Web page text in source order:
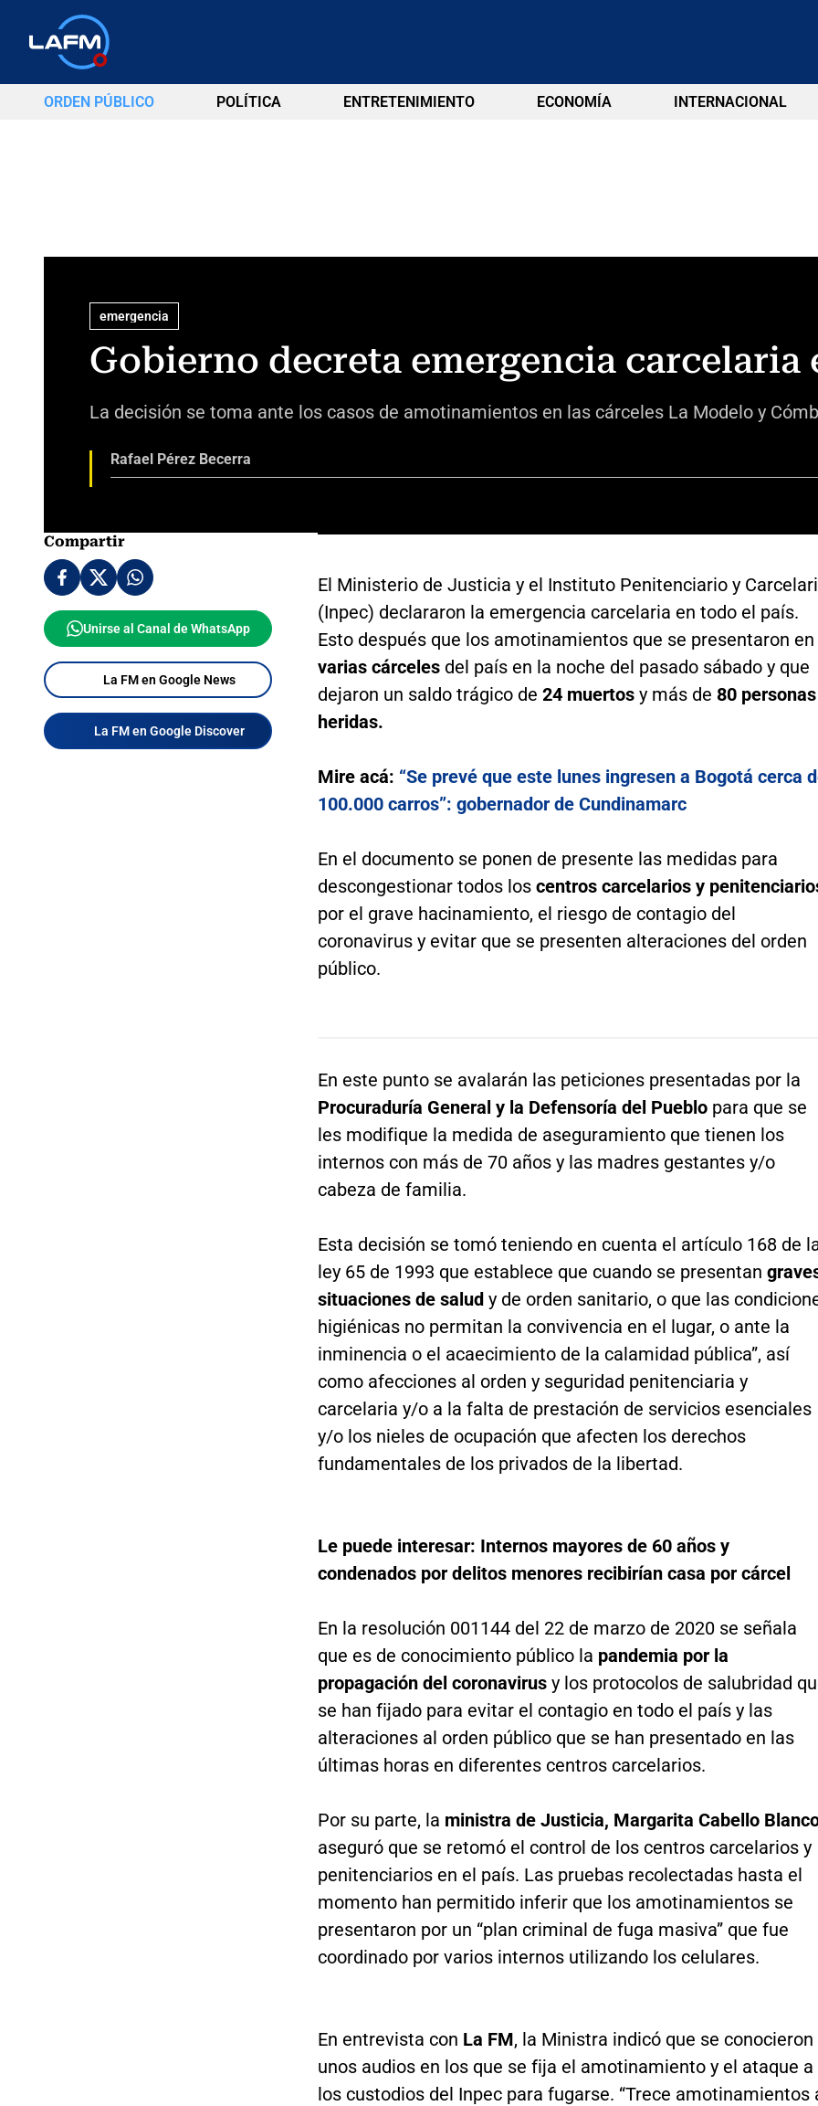
ORDEN PÚBLICO POLÍTICA ENTRETENIMIENTO ECONOMÍA INTERNACIONAL
emergencia
Gobierno decreta emergencia carcelaria
La decisión se toma ante los casos de amotinamientos en las cárceles La Modelo y
Rafael Pérez Becerra
Compartir
Unirse al Canal de WhatsApp
La FM en Google News
La FM en Google Discover
El Ministerio de Justicia y el Instituto Penitenciario y
(Inpec) declararon la emergencia carcelaria en todo el país.
Esto después que los amotinamientos que se presentaron en
varias cárceles del país en la noche del pasado sábado y que
dejaron un saldo trágico de 24 muertos y más de 80 personas
heridas.
Mire acá: “Se prevé que este lunes ingresen a Bogotá cerca
100.000 carros”: gobernador de Cundinamarc
En el documento se ponen de presente las medidas para
descongestionar todos los centros carcelarios y
por el grave hacinamiento, el riesgo de contagio del
coronavirus y evitar que se presenten alteraciones del orden
público.
En este punto se avalarán las peticiones presentadas por la
Procuraduría General y la Defensoría del Pueblopara que se
les modifique la medida de aseguramiento que tienen los
internos con más de 70 años y las madres gestantes y/o
cabeza de familia.
Esta decisión se tomó teniendo en cuenta el artículo 168 de
ley 65 de 1993 que establece que cuando se presentan
situaciones de salud y de orden sanitario, o que las
higiénicas no permitan la convivencia en el lugar, o ante la
inminencia o el acaecimiento de la calamidad pública”, así
como afecciones al orden y seguridad penitenciaria y
carcelaria y/o a la falta de prestación de servicios esenciales
y/o los nieles de ocupación que afecten los derechos
fundamentales de los privados de la libertad.
Le puede interesar: Internos mayores de 60 años y
condenados por delitos menores recibirían casa por cárcel
En la resolución 001144 del 22 de marzo de 2020 se señala
que es de conocimiento público la pandemia por la
propagación del coronavirus y los protocolos de salubridad
se han fijado para evitar el contagio en todo el país y las
alteraciones al orden público que se han presentado en las
últimas horas en diferentes centros carcelarios.
Por su parte, la ministra de Justicia, Margarita Cabello
aseguró que se retomó el control de los centros carcelarios y
penitenciarios en el país. Las pruebas recolectadas hasta el
momento han permitido inferir que los amotinamientos se
presentaron por un “plan criminal de fuga masiva” que fue
coordinado por varios internos utilizando los celulares.
En entrevista con La FM, la Ministra indicó que se conocieron
unos audios en los que se fija el amotinamiento y el ataque a
los custodios del Inpec para fugarse. “Trece amotinamientos